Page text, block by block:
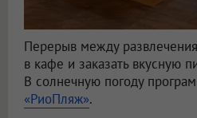
Перерыв между
в кафе и заказать вкусную
В солнечную погоду
«РиоПляж».